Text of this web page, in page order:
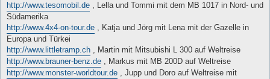
http://www.tesomobil.de , Lella und Tommi mit dem MB 1017 in Nord- und
Südamerika
http://www.4x4-on-tour.de , Katja und Jörg mit Lena mit der Gazelle in
Europa und Türkei
http://www.littletramp.ch , Martin mit Mitsubishi L 300 auf Weltreise
http://www.brauner-benz.de , Markus mit MB 200D auf Weltreise
http://www.monster-worldtour.de , Jupp und Doro auf Weltreise mit